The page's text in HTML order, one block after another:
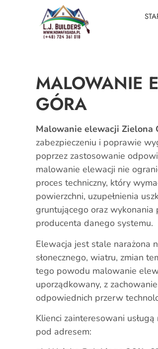
MALOWANIE
GÓRA
Malowanie elewacji Zielona
zabezpieczeniu i poprawie
poprzez zastosowanie
malowanie elewacji nie
proces techniczny, który
powierzchni, uzupełnienia
gruntującego oraz wykonania
producenta danego systemu.
Elewacja jest stale narażona
słonecznego, wiatru, zmian
tego powodu malowanie
uporządkowany, z
odpowiednich przerw
Klienci zainteresowani
pod adresem: